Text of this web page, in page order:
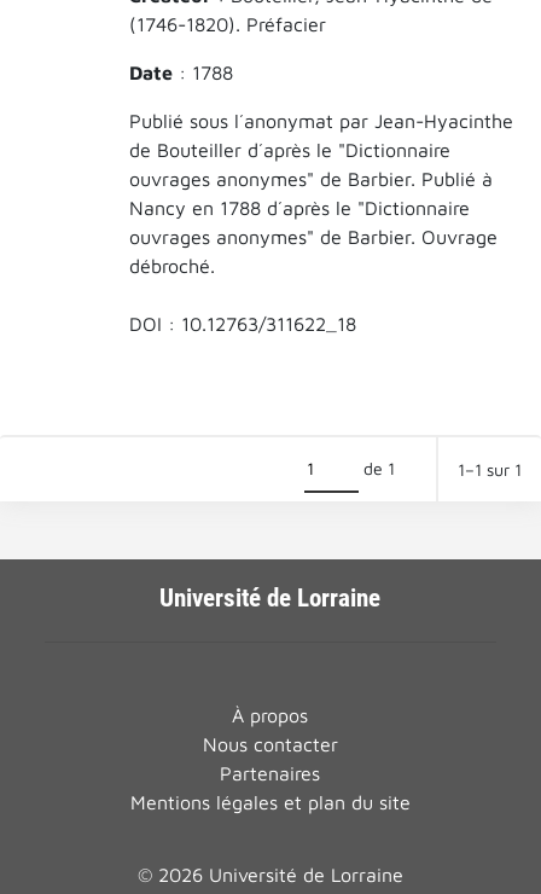
(1746-1820). Préfacier
Date : 1788
Publié sous l´anonymat par Jean-Hyacinthe
de Bouteiller d´après le "Dictionnaire
ouvrages anonymes" de Barbier. Publié à
Nancy en 1788 d´après le "Dictionnaire
ouvrages anonymes" de Barbier. Ouvrage
débroché.
DOI : 10.12763/311622_18
de 1 1–1 sur 1
Université de Lorraine
À propos
Nous contacter
Partenaires
Mentions légales et plan du site
© 2026 Université de Lorraine